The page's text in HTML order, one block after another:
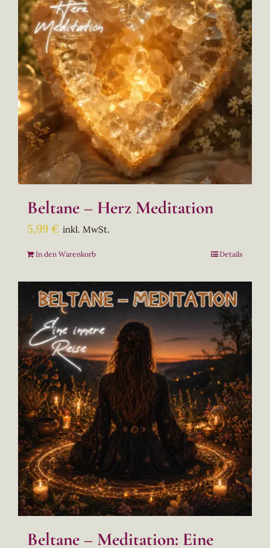
Beltane – Herz Meditation
5,99 € inkl. MwSt.
In den Warenkorb Details
Beltane – Meditation: Eine